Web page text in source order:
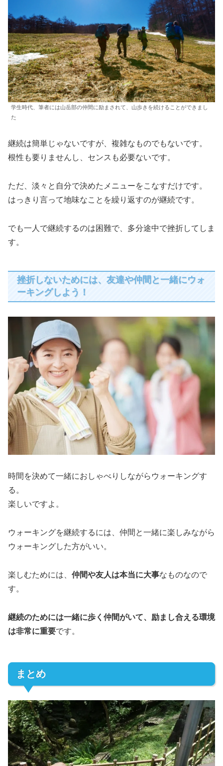
学生時代、筆者には山岳部の仲間に励まされて、山歩きを続けることができまし
た
継続は簡単じゃないですが、複雑なものでもないです。
根性も要りませんし、センスも必要ないです。
ただ、淡々と自分で決めたメニューをこなすだけです。
はっきり言って地味なことを繰り返すのが継続です。
でも一人で継続するのは困難で、多分途中で挫折してしま
す。
挫折しないためには、友達や仲間と一緒にウォ
ーキングしよう！
時間を決めて一緒におしゃべりしながらウォーキングす
る。
楽しいですよ。
ウォーキングを継続するには、仲間と一緒に楽しみながら
ウォーキングした方がいい。
楽しむためには、 仲間や友人は本当に大事なものなので
す。
継続のためには一緒に歩く仲間がいて、励まし合える環境
は非常に重要です。
まとめ